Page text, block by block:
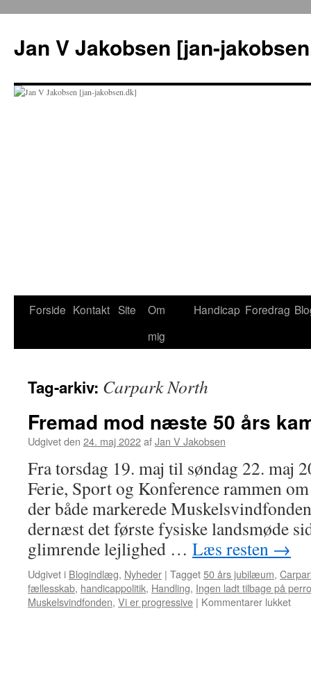
indhold
Jan V Jakobsen [jan-
Forside Kontakt Site
Om
mig
Handicap Foredrag
Tag-arkiv: Carpark North
Fremad mod næste 50 års
Udgivet den 24. maj 2022afJan V Jakobsen
Fra torsdag 19. maj til søndag 22. maj
Ferie, Sport og Konference rammen
der både markerede
dernæst det første fysiske landsmøde
glimrende lejlighed … Læs resten →
Udgivet i Blogindlæg, Nyheder | Tagget50 års jubilæum,
fællesskab, handicappolitik, Handling, Ingen ladt tilbage på
Muskelsvindfonden, Vi er progressive | Kommentarer lukkettil